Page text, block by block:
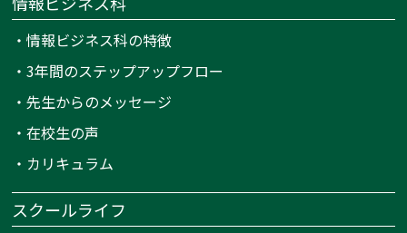
・情報ビジネス科の特徴
・3年間のステップアップフロー
・先生からのメッセージ
・在校生の声
・ カリキュラム
スクールライフ